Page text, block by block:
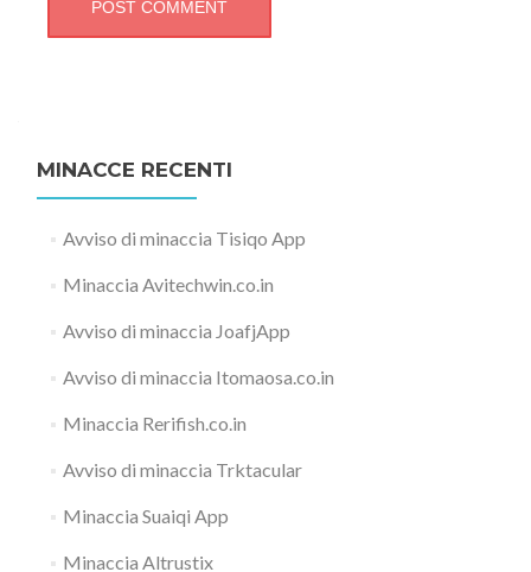
MINACCE RECENTI
Avviso di minaccia Tisiqo App
Minaccia Avitechwin.co.in
Avviso di minaccia JoafjApp
Avviso di minaccia Itomaosa.co.in
Minaccia Rerifish.co.in
Avviso di minaccia Trktacular
Minaccia Suaiqi App
Minaccia Altrustix